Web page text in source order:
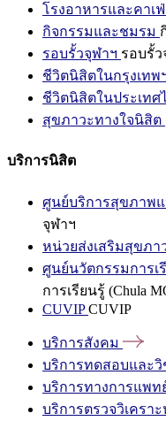
โรงอาหารและคาเฟ่
กิจกรรมและชมรม
รอบรั้วจุฬาฯ รอบรั้ว
ชีวิตนิสิตในกรุงเทพ
ชีวิตนิสิตในประเทศ
สุขภาวะทางใจนิสิต
บริการนิสิต
ศูนย์บริการสุขภาพ
จุฬาฯ
หน่วยส่งเสริมสุขภา
ศูนย์นวัตกรรมการเ
การเรียนรู้ (Chula
CUVIPCUVIP
บริการสังคม
บริการทดสอบและวิ
บริการทางการแพท
บริการตรวจวิเครา